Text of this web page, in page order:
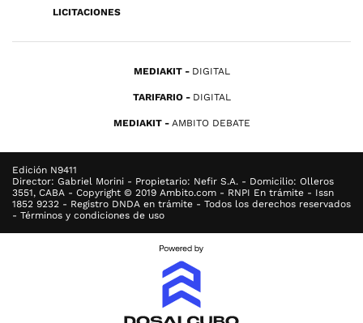
LICITACIONES
MEDIAKIT DIGITAL
TARIFARIO DIGITAL
MEDIAKIT AMBITO DEBATE
Edición N9411
Director: Gabriel Morini - Propietario: Nefir S.A. - Domicilio: Olleros
3551, CABA - Copyright © 2019 Ambito.com - RNPI En trámite - Issn
1852 9232 - Registro DNDA en trámite - Todos los derechos reservados
- Términos y condiciones de uso